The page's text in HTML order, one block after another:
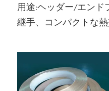
用途:ヘッダー/エンド
継手、コンパクトな熱